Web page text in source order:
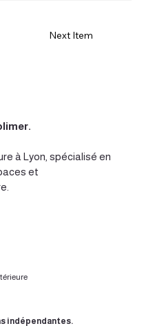
Next Item
.
à Lyon , spécialisé en
et
indépendantes.